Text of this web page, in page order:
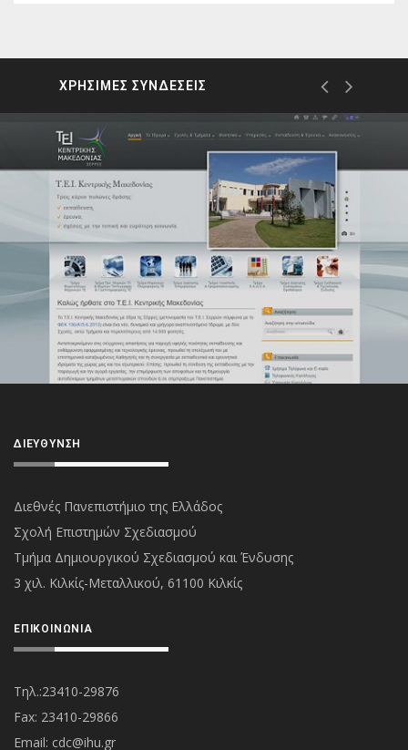
ΧΡΗΣΙΜΕΣ ΣΥΝΔΕΣΕΙΣ
ΔΙΕΎΘΥΝΣΗ
Διεθνές Πανεπιστήμιο της Ελλάδος
Σχολή Επιστημών Σχεδιασμού
Τμήμα Δημιουργικού Σχεδιασμού και Ένδυσης
3 χιλ. Κιλκίς-Μεταλλικού, 61100 Κιλκίς
ΕΠΙΚΟΙΝΩΝΊΑ
Τηλ.:23410-29876
Fax: 23410-29866
Εmail: cdc@ihu.gr